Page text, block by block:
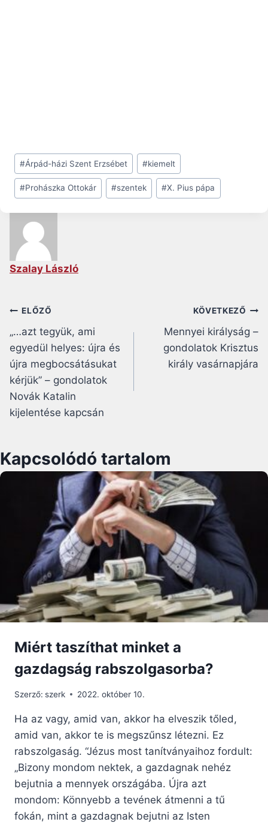
Post
Tags:
#Árpád-házi Szent Erzsébet #kiemelt
#Prohászka Ottokár #szentek #X. Pius pápa
Szalay László
Bejegyzés
navigáció
ELŐZŐ
„…azt tegyük, ami
egyedül helyes: újra és
újra megbocsátásukat
kérjük” – gondolatok
Novák Katalin
kijelentése kapcsán
KÖVETKEZŐ
Mennyei királyság –
gondolatok Krisztus
király vasárnapjára
Kapcsolódó tartalom
Miért taszíthat minket a
gazdagság rabszolgasorba?
Szerző: szerk 2022. október 10.
Ha az vagy, amid van, akkor ha elveszik tőled,
amid van, akkor te is megszűnsz létezni. Ez
rabszolgaság. “Jézus most tanítványaihoz fordult:
„Bizony mondom nektek, a gazdagnak nehéz
bejutnia a mennyek országába. Újra azt
mondom: Könnyebb a tevének átmenni a tű
fokán, mint a gazdagnak bejutni az Isten